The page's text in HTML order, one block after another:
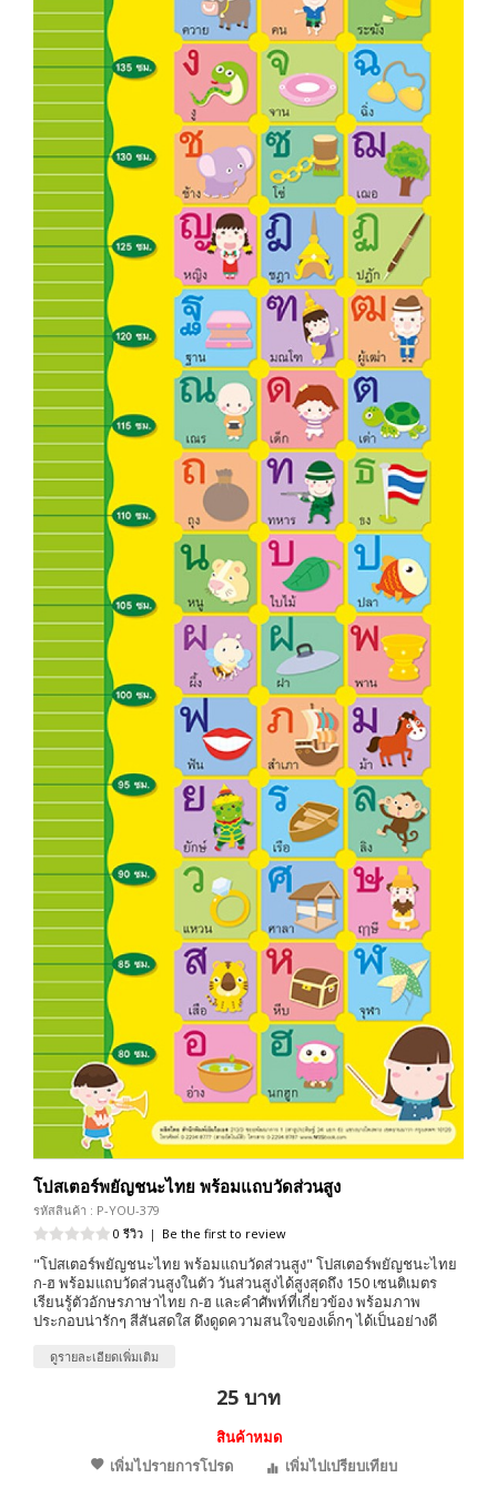
โปสเตอร์พยัญชนะไทย พร้อมแถบวัดส่วนสูง
รหัสสินค้า : P-YOU-379
0 รีวิว | Be the first to review
"โปสเตอร์พยัญชนะไทย พร้อมแถบวัดส่วนสูง" โปสเตอร์พยัญชนะไทย
ก-ฮ พร้อมแถบวัดส่วนสูงในตัว วันส่วนสูงได้สูงสุดถึง 150 เซนติเมตร
เรียนรู้ตัวอักษรภาษาไทย ก-ฮ และคำศัพท์ที่เกี่ยวข้อง พร้อมภาพ
ประกอบน่ารักๆ สีสันสดใส ดึงดูดความสนใจของเด็กๆ ได้เป็นอย่างดี
ดูรายละเอียดเพิ่มเติม
25 บาท
สินค้าหมด
เพิ่มไปรายการโปรด
เพิ่มไปเปรียบเทียบ